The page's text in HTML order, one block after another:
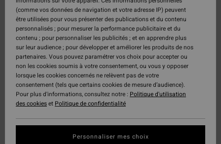
(comme vos données de navigation et votre adresse IP) peuvent
être utilisées pour vous présenter des publications et du contenu
personnalisés ; pour mesurer la performance publicitaire et du
contenu ; pour personnaliser les publicités ; et en apprendre plus
sur leur audience ; pour développer et améliorer les produits de nos
partenaires. Vous pouvez paramétrer vos choix pour accepter ou
non les cookies soumis à votre consentement, ou vous y opposer
lorsque les cookies concernés ne relèvent pas de votre
consentement (tels que certains cookies de mesure d’audience).
Pour plus d'informations, consultez notre : Politique d'utilisation
des cookieset Politique de confidentialité
Personnaliser mes choix